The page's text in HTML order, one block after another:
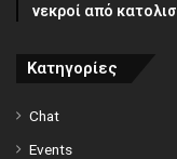
νεκροί από
Κατηγορίες
Chat
Events